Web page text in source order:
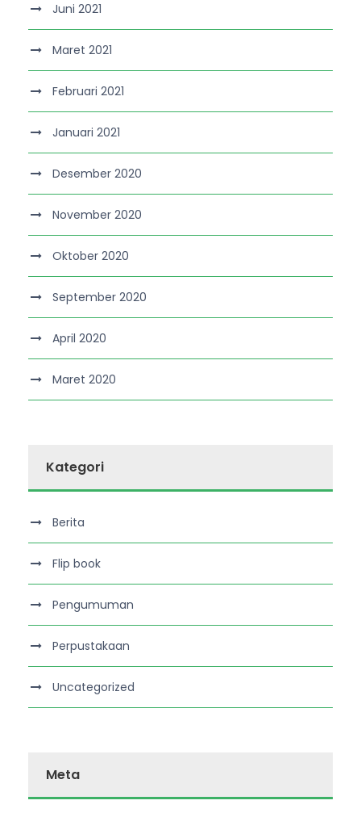
Juni 2021
Maret 2021
Februari 2021
Januari 2021
Desember 2020
November 2020
Oktober 2020
September 2020
April 2020
Maret 2020
Kategori
Berita
Flip book
Pengumuman
Perpustakaan
Uncategorized
Meta